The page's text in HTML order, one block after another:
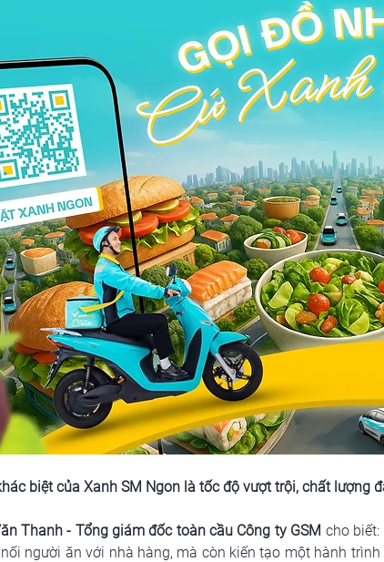
biệt của Xanh SM Ngon là tốc độ vượt trội, chất lượng
Thanh - Tổng giám đốc toàn cầu Công ty GSM cho biết:
người ăn với nhà hàng, mà còn kiến tạo một hành